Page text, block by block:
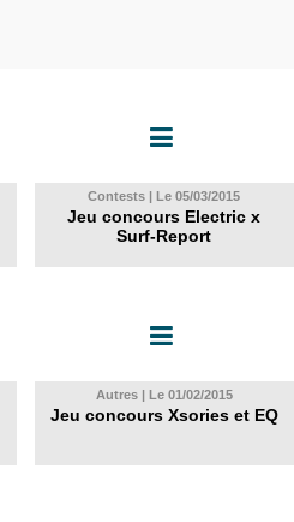
Contests | Le 05/03/2015
Jeu concours Electric x
Surf-Report
Autres | Le 01/02/2015
Jeu concours Xsories et EQ